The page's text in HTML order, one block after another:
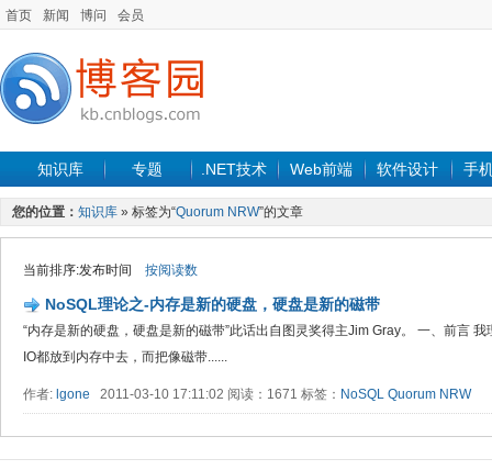
首页 新闻 博问 会员
知识库 专题 .NET技术 Web前端 软件设计 手
您的位置： 知识库 » 标签为“Quorum NRW”的文章
当前排序:发布时间 按阅读数
NoSQL理论之-内存是新的硬盘，硬盘是新的磁带
“内存是新的硬盘，硬盘是新的磁带”此话出自图灵奖得主Jim Gray。 一、前言
IO都放到内存中去，而把像磁带......
作者: lgone 2011-03-10 17:11:02 阅读：1671 标签： NoSQL Quorum NRW